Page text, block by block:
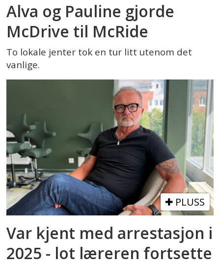
Alva og Pauline gjorde
McDrive til McRide
To lokale jenter tok en tur litt utenom det
vanlige.
PLUSS
Var kjent med arrestasjon i
2025 - lot læreren fortsette